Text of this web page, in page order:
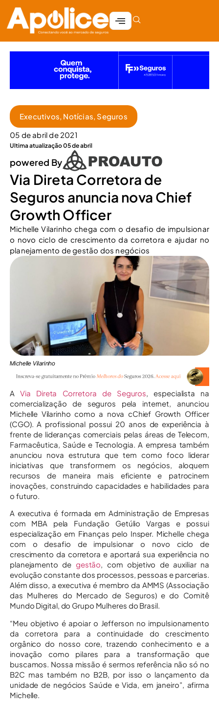
Executivos, Notícias, Seguros
05 de abril de 2021
Ultima atualização 05 de abril
powered By
Via Direta Corretora de
Seguros anuncia nova Chief
Growth Officer
Michelle Vilarinho chega com o desafio de impulsionar
o novo ciclo de crescimento da corretora e ajudar no
planejamento de gestão dos negócios
Michelle Vilarinho
AVia Direta Corretora de Seguros, especialista na
comercialização de seguros pela internet, anunciou
Michelle Vilarinho como a nova cChief Growth Officer
(CGO). A profissional possui 20 anos de experiência à
frente de lideranças comerciais pelas áreas de Telecom,
Farmacêutica, Saúde e Tecnologia. A empresa também
anunciou nova estrutura que tem como foco liderar
iniciativas que transformem os negócios, aloquem
recursos de maneira mais eficiente e patrocinem
inovações, construindo capacidades e habilidades para
o futuro.
A executiva é formada em Administração de Empresas
com MBA pela Fundação Getúlio Vargas e possui
especialização em Finanças pelo Insper. Michelle chega
com o desafio de impulsionar o novo ciclo de
crescimento da corretora e aportará sua experiência no
planejamento de gestão, com objetivo de auxiliar na
evolução constante dos processos, pessoas e parcerias.
Além disso, a executiva é membro da AMMS (Associação
das Mulheres do Mercado de Seguros) e do Comitê
Mundo Digital, do Grupo Mulheres do Brasil.
“Meu objetivo é apoiar o Jefferson no impulsionamento
da corretora para a continuidade do crescimento
orgânico do nosso core, trazendo conhecimento e a
inovação como pilares para a transformação que
buscamos. Nossa missão é sermos referência não só no
B2C mas também no B2B, por isso o lançamento da
unidade de negócios Saúde e Vida, em janeiro”, afirma
Michelle.